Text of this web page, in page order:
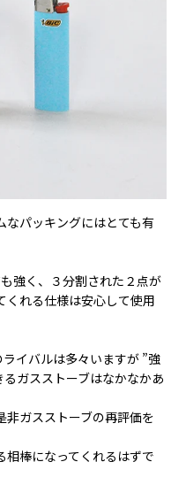
なパッキングにはとても有
強く、３分割された２点が
くれる仕様は安心して使用
イバルは多々いますが ”強
ガスストーブはなかなかあ
非ガスストーブの再評価を
相棒になってくれるはずで